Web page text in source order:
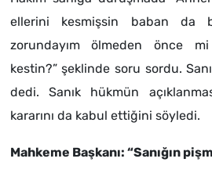
ellerini kesmişsin baban da
zorundayım ölmeden önce
kestin?” şeklinde soru sordu.
dedi. Sanık hükmün
kararını da kabul ettiğini söyledi.
Mahkeme Başkanı: “Sanığın